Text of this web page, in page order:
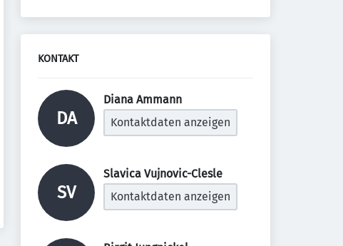
KONTAKT
DA
Diana Ammann
Kontaktdaten anzeigen
SV
Slavica Vujnovic-Clesle
Kontaktdaten anzeigen